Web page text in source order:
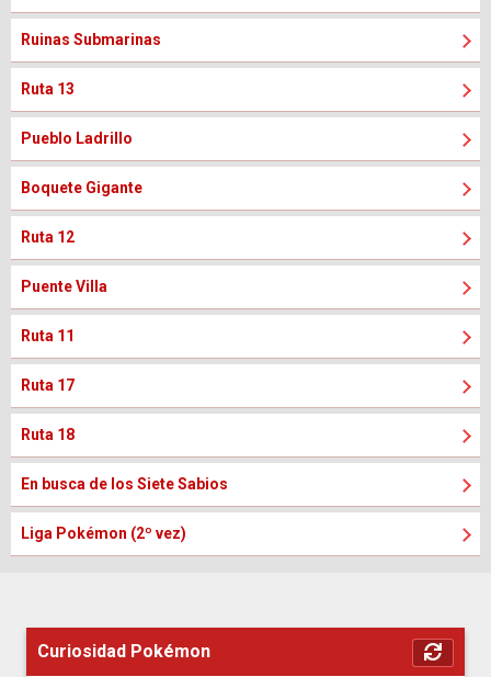
Ruinas Submarinas
Ruta 13
Pueblo Ladrillo
Boquete Gigante
Ruta 12
Puente Villa
Ruta 11
Ruta 17
Ruta 18
En busca de los Siete Sabios
Liga Pokémon (2º vez)
Curiosidad Pokémon